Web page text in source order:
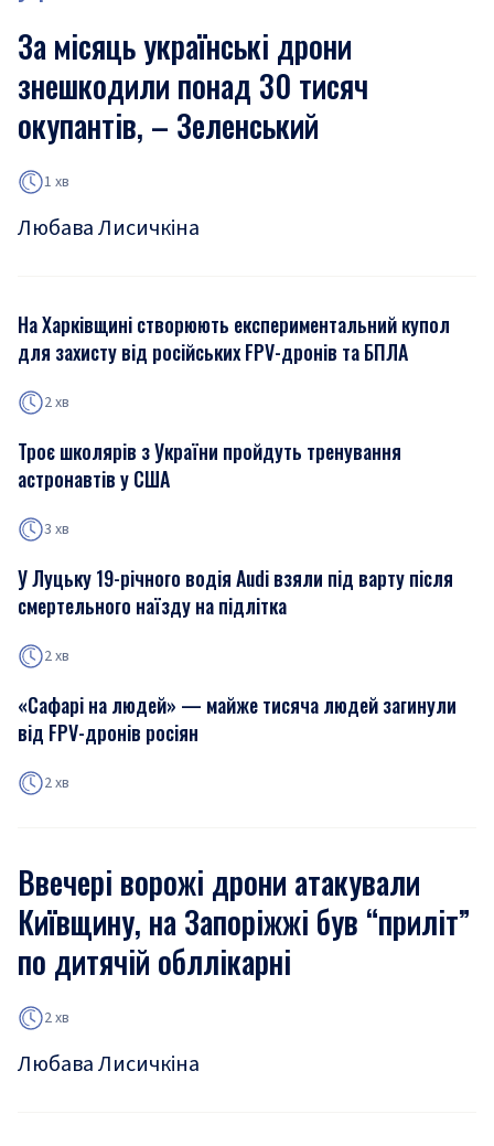
За місяць українські дрони
знешкодили понад 30 тисяч
окупантів, – Зеленський
1 хв
Любава Лисичкіна
На Харківщині створюють експериментальний купол
для захисту від російських FPV-дронів та БПЛА
2 хв
Троє школярів з України пройдуть тренування
астронавтів у США
3 хв
У Луцьку 19-річного водія Audi взяли під варту після
смертельного наїзду на підлітка
2 хв
«Сафарі на людей» — майже тисяча людей загинули
від FPV-дронів росіян
2 хв
Ввечері ворожі дрони атакували
Київщину, на Запоріжжі був “приліт”
по дитячій обллікарні
2 хв
Любава Лисичкіна